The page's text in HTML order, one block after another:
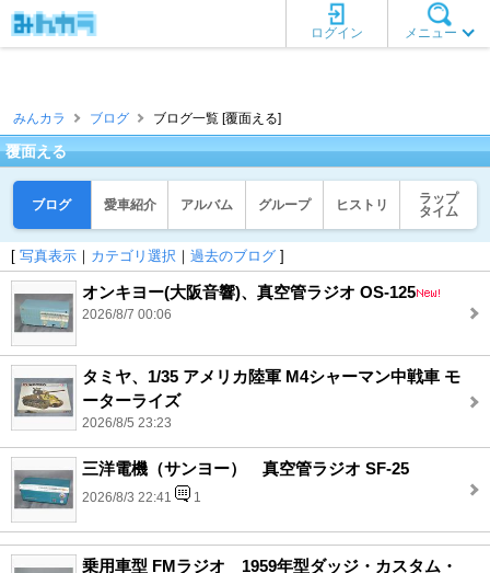
メニュー
ログイン
みんカラ ブログ ブログ一覧 [覆面える]
覆面える
ブログ 愛車紹介 アルバム グループ ヒストリ
ラップ
タイム
[ 写真表示 ｜ カテゴリ選択 ｜ 過去のブログ ]
オンキヨー(大阪音響)、真空管ラジオ OS-125
2026/8/7 00:06
タミヤ、1/35 アメリカ陸軍 M4シャーマン中戦車 モ
ーターライズ
2026/8/5 23:23
三洋電機（サンヨー） 真空管ラジオ SF-25
2026/8/3 22:41 1
乗用車型 FMラジオ 1959年型ダッジ・カスタム・